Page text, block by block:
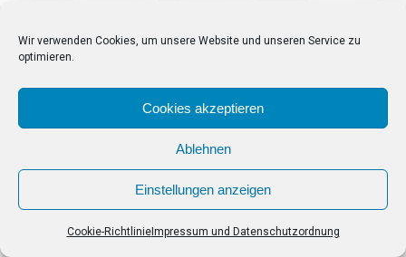
Wir verwenden Cookies, um unsere Website und unseren Service zu
optimieren.
Cookies akzeptieren
Ablehnen
Einstellungen anzeigen
Cookie-RichtlinieImpressum und Datenschutzordnung